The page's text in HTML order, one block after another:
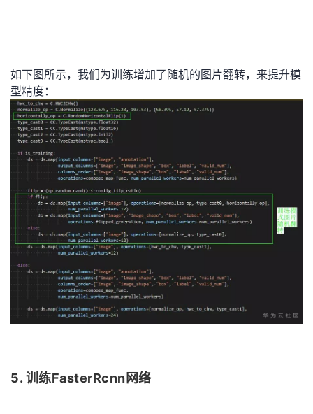
如下图所示，我们为训练增加了随机的图片翻转，来提升模
型精度：
5. 训练FasterRcnn网络